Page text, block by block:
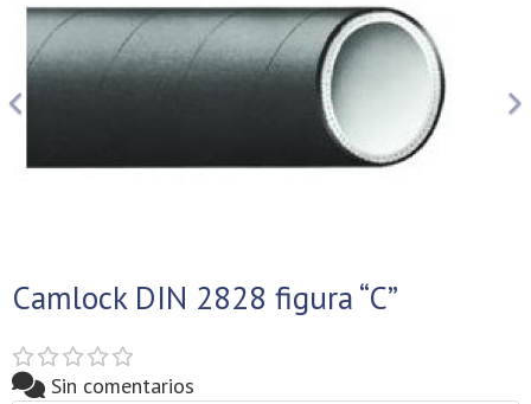
Camlock DIN 2828 figura “C”
Sin comentarios